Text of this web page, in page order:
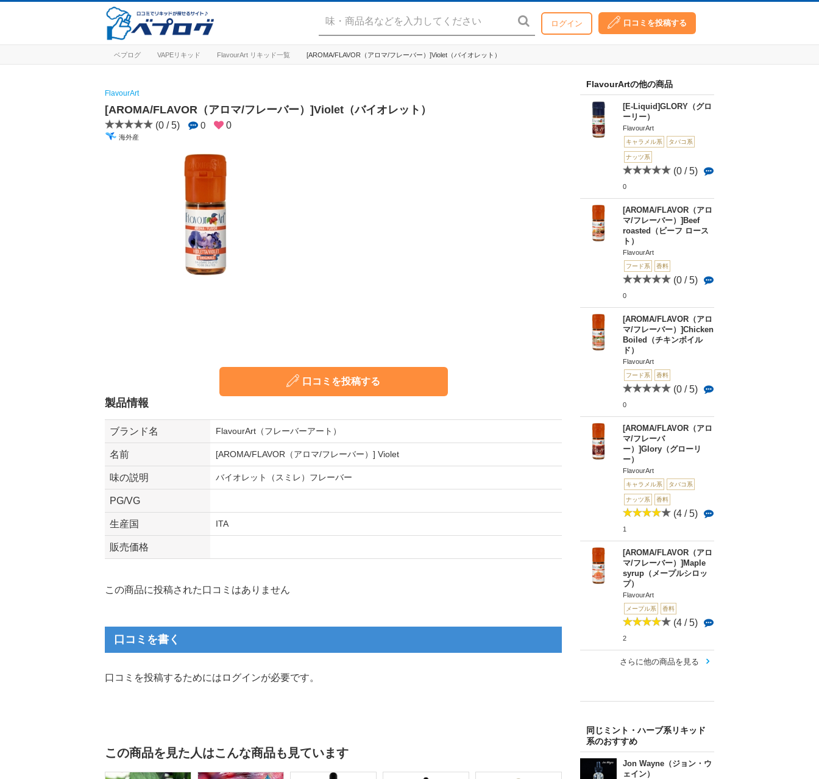
ログイン 口コミを投稿する
ベプログ VAPEリキッド FlavourArt リキッド一覧 [AROMA/FLAVOR（アロマ/フレーバー）]Violet（バイオレット）
FlavourArtの他の商品
[E-Liquid]GLORY（グロ
ーリー）
FlavourArt
キャラメル系 タバコ系
ナッツ系
(0 / 5)
0
[AROMA/FLAVOR（アロ
マ/フレーバー）]Beef
roasted（ビーフ ロース
ト）
FlavourArt
フード系 香料
(0 / 5)
0
[AROMA/FLAVOR（アロ
マ/フレーバー）]Chicken
Boiled（チキンボイル
ド）
FlavourArt
フード系 香料
(0 / 5)
0
[AROMA/FLAVOR（アロ
マ/フレーバ
ー）]Glory（グローリ
ー）
FlavourArt
キャラメル系 タバコ系
ナッツ系 香料
(4 / 5)
1
[AROMA/FLAVOR（アロ
マ/フレーバー）]Maple
syrup（メープルシロッ
プ）
FlavourArt
メープル系 香料
(4 / 5)
2
さらに他の商品を見る
同じミント・ハーブ系リキッド
系のおすすめ
Jon Wayne（ジョン・ウ
ェイン）
FlavourArt
[AROMA/FLAVOR（アロマ/フレーバー）]Violet（バイオレット）
(0 / 5) 0 0
海外産
口コミを投稿する
製品情報
ブランド名 FlavourArt（フレーバーアート）
名前 [AROMA/FLAVOR（アロマ/フレーバー）] Violet
味の説明 バイオレット（スミレ）フレーバー
PG/VG
生産国 ITA
販売価格
この商品に投稿された口コミはありません
口コミを書く
口コミを投稿するためにはログインが必要です。
この商品を見た人はこんな商品も見ています